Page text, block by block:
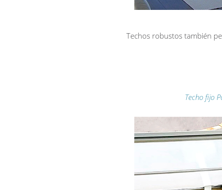
Techos robustos también
Techo fijo